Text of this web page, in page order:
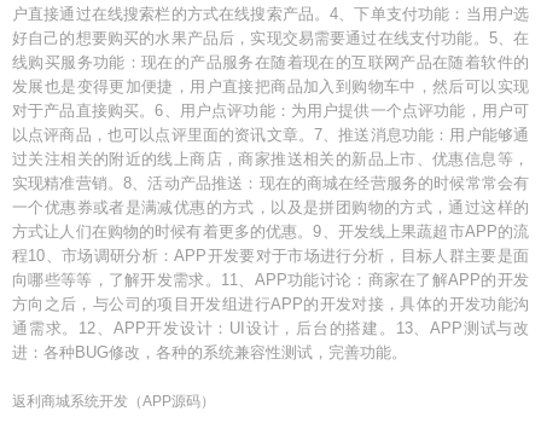
户直接通过在线搜索栏的方式在线搜索产品。4、下单支付功能：当用户选
好自己的想要购买的水果产品后，实现交易需要通过在线支付功能。5、在
线购买服务功能：现在的产品服务在随着现在的互联网产品在随着软件的
发展也是变得更加便捷，用户直接把商品加入到购物车中，然后可以实现
对于产品直接购买。6、用户点评功能：为用户提供一个点评功能，用户可
以点评商品，也可以点评里面的资讯文章。7、推送消息功能：用户能够通
过关注相关的附近的线上商店，商家推送相关的新品上市、优惠信息等，
实现精准营销。8、活动产品推送：现在的商城在经营服务的时候常常会有
一个优惠券或者是满减优惠的方式，以及是拼团购物的方式，通过这样的
方式让人们在购物的时候有着更多的优惠。9、开发线上果蔬超市APP的流
程10、市场调研分析：APP开发要对于市场进行分析，目标人群主要是面
向哪些等等，了解开发需求。11、APP功能讨论：商家在了解APP的开发
方向之后，与公司的项目开发组进行APP的开发对接，具体的开发功能沟
通需求。12、APP开发设计：UI设计，后台的搭建。13、APP测试与改
进：各种BUG修改，各种的系统兼容性测试，完善功能。
返利商城系统开发（APP源码）